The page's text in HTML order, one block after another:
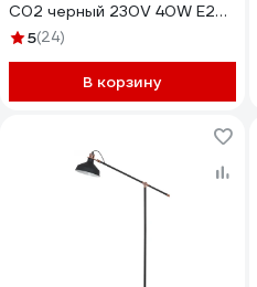
C02 черный 230V 40W E27
12794
5(24)
В корзину